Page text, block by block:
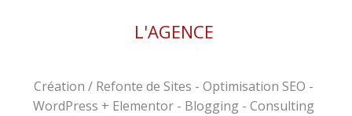
L'AGENCE
Création / Refonte de Sites - Optimisation SEO -
WordPress + Elementor - Blogging - Consulting